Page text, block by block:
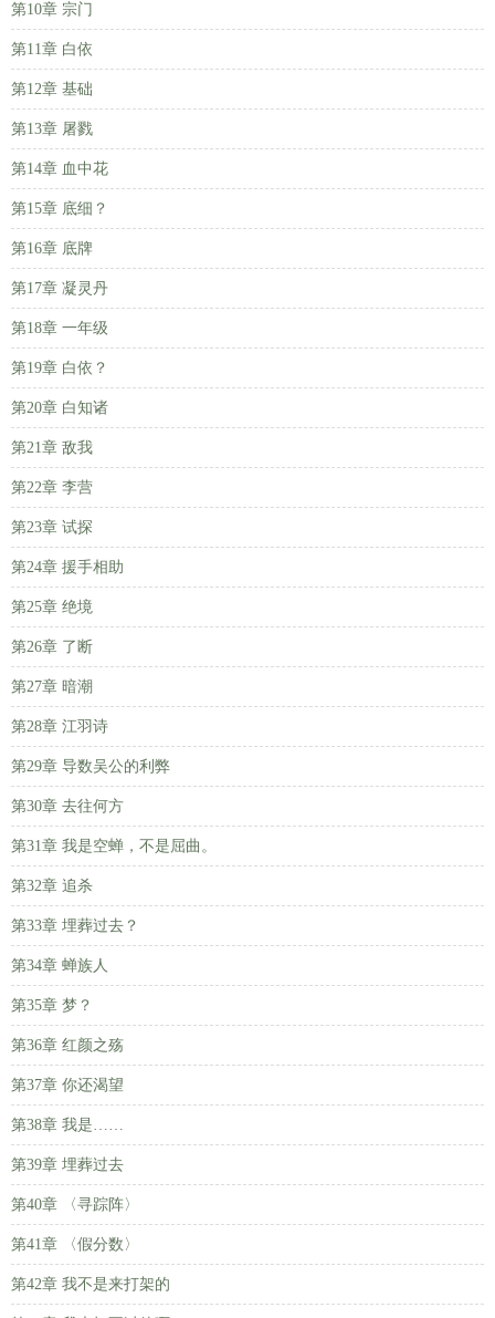
第10章 宗门
第11章 白依
第12章 基础
第13章 屠戮
第14章 血中花
第15章 底细？
第16章 底牌
第17章 凝灵丹
第18章 一年级
第19章 白依？
第20章 白知诸
第21章 敌我
第22章 李营
第23章 试探
第24章 援手相助
第25章 绝境
第26章 了断
第27章 暗潮
第28章 江羽诗
第29章 导数吴公的利弊
第30章 去往何方
第31章 我是空蝉，不是屈曲。
第32章 追杀
第33章 埋葬过去？
第34章 蝉族人
第35章 梦？
第36章 红颜之殇
第37章 你还渴望
第38章 我是……
第39章 埋葬过去
第40章 〈寻踪阵〉
第41章 〈假分数〉
第42章 我不是来打架的